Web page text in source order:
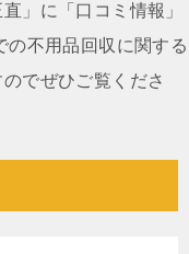
」に「口コミ情報」
の不用品回収に関する
でぜひご覧くださ